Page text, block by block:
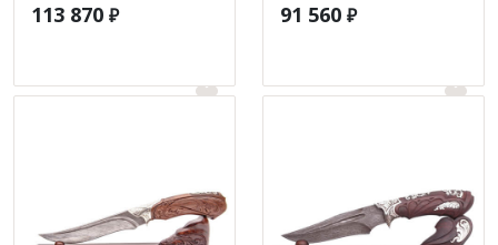
113 870 ₽ 91 560 ₽